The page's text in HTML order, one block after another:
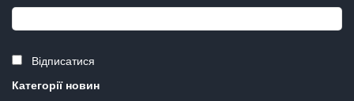
Відписатися
Категорії новин